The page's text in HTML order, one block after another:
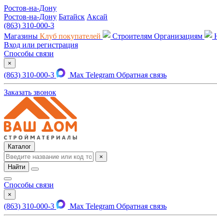
Ростов-на-Дону
Ростов-на-Дону Батайск Аксай
(863) 310-000-3
Магазины Клуб покупателей Строителям Организациям
Вход или регистрация
Способы связи
×
(863) 310-000-3 Max Telegram Обратная связь
Заказать звонок
Каталог
×
Найти
Способы связи
×
(863) 310-000-3 Max Telegram Обратная связь